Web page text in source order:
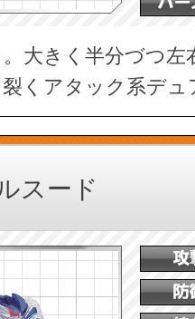
大きく半分づつ
くアタック系デ
スード